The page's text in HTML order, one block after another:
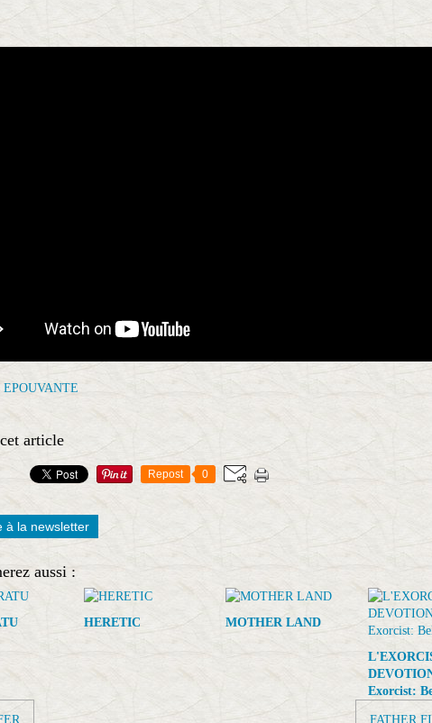
EPOUVANTE
article
Repost 0
à la newsletter
aussi :
HERETIC MOTHER LAND
Exorcist:
FATHER